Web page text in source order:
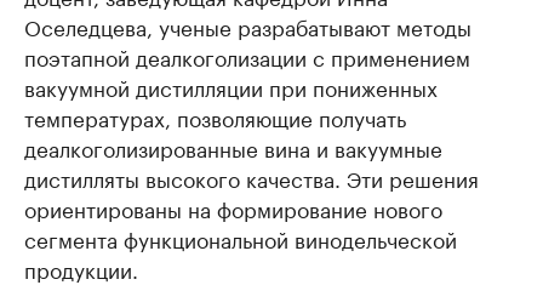
Оселедцева, ученые разрабатывают методы
поэтапной деалкоголизации с применением
вакуумной дистилляции при пониженных
температурах, позволяющие получать
деалкоголизированные вина и вакуумные
дистилляты высокого качества. Эти решения
ориентированы на формирование нового
сегмента функциональной винодельческой
продукции.